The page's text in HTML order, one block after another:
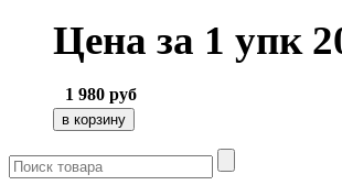
Цена за 1 упк
1 980 руб